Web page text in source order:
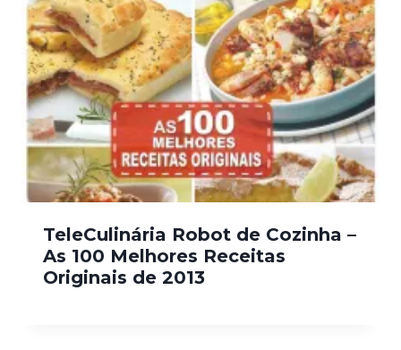
TeleCulinária Robot de Cozinha –
As 100 Melhores Receitas
Originais de 2013